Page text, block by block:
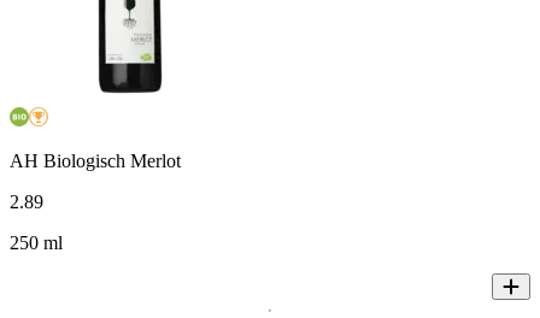
AH Biologisch Merlot
2.89
250 ml